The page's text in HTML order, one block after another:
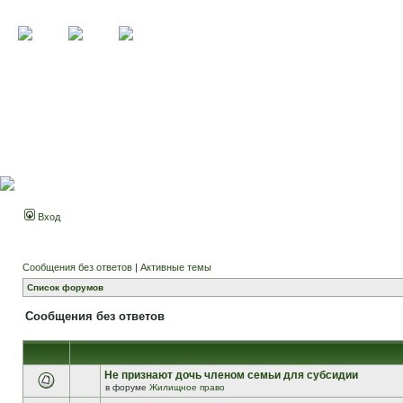
Вход
Сообщения без ответов | Активные темы
Список форумов
Сообщения без ответов
Не признают дочь членом семьи для субсидии
в форуме Жилищное право